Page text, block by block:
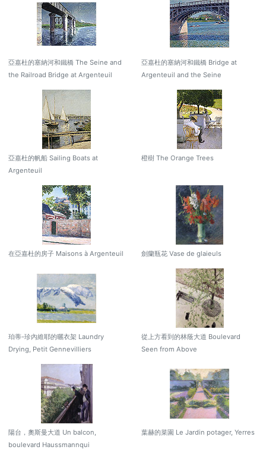
亞嘉杜的塞納河和鐵橋 The Seine and
the Railroad Bridge at Argenteuil
亞嘉杜的塞納河和鐵橋 Bridge at
Argenteuil and the Seine
亞嘉杜的帆船 Sailing Boats at
Argenteuil
橙樹 The Orange Trees
在亞嘉杜的房子 Maisons à Argenteuil 劍蘭瓶花 Vase de glaieuls
珀蒂-珍內維耶的曬衣架 Laundry
Drying, Petit Gennevilliers
從上方看到的林蔭大道 Boulevard
Seen from Above
陽台，奧斯曼大道 Un balcon,
boulevard Haussmannqui
葉赫的菜園 Le Jardin potager, Yerres